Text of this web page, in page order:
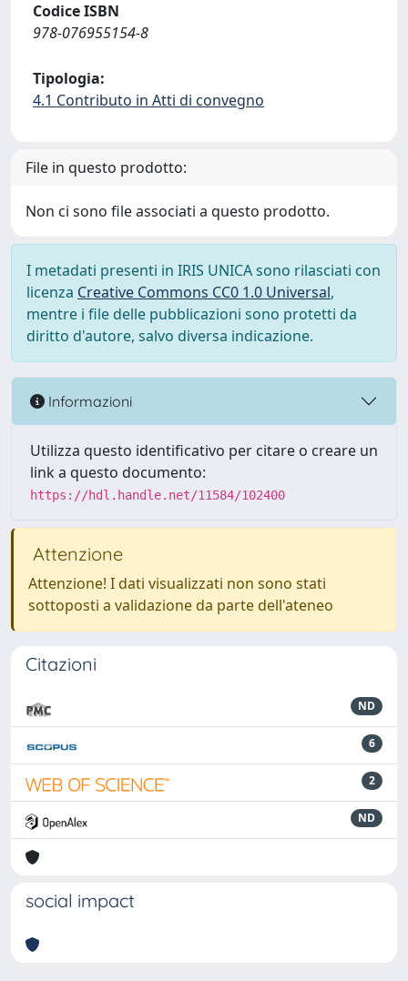
Codice ISBN
978-076955154-8
Tipologia:
4.1 Contributo in Atti di convegno
File in questo prodotto:
Non ci sono file associati a questo prodotto.
I metadati presenti in IRIS UNICA sono rilasciati con
licenza Creative Commons CC0 1.0 Universal,
mentre i file delle pubblicazioni sono protetti da
diritto d'autore, salvo diversa indicazione.
Informazioni
Utilizza questo identificativo per citare o creare un
link a questo documento:
https://hdl.handle.net/11584/102400
Attenzione
Attenzione! I dati visualizzati non sono stati
sottoposti a validazione da parte dell'ateneo
Citazioni
ND
6
2
ND
social impact